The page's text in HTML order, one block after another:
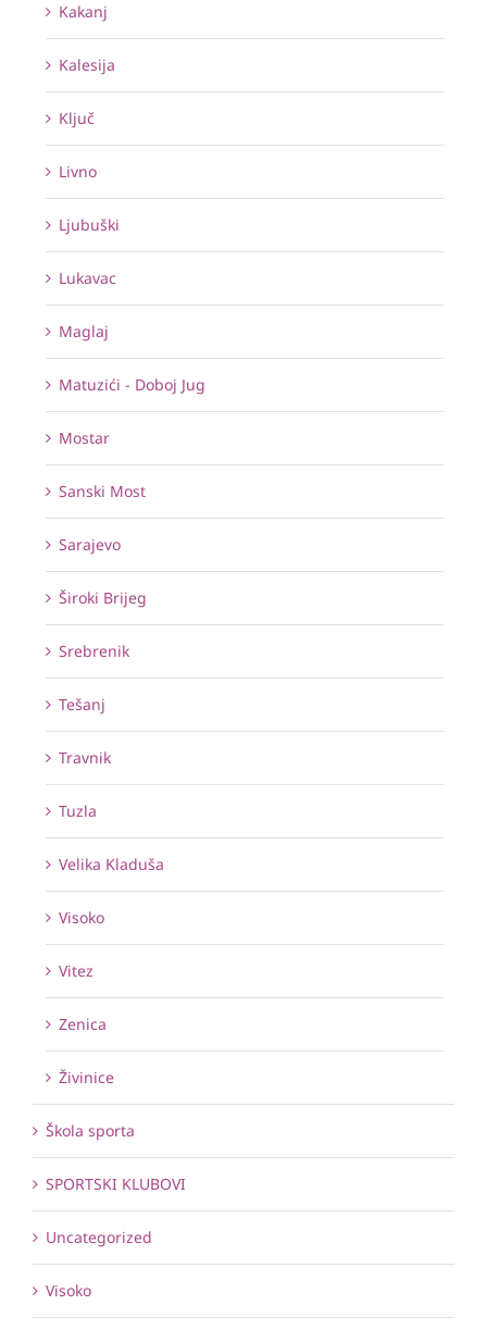
Kakanj
Kalesija
Ključ
Livno
Ljubuški
Lukavac
Maglaj
Matuzići - Doboj Jug
Mostar
Sanski Most
Sarajevo
Široki Brijeg
Srebrenik
Tešanj
Travnik
Tuzla
Velika Kladuša
Visoko
Vitez
Zenica
Živinice
Škola sporta
SPORTSKI KLUBOVI
Uncategorized
Visoko